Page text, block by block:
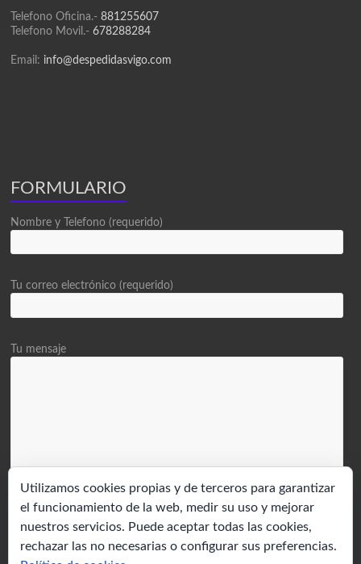
Telefono Oficina.-881255607
Telefono Movil.-678288284
Email: info@despedidasvigo.com
FORMULARIO
Nombre y Telefono (requerido)
Tu correo electrónico (requerido)
Tu mensaje
Utilizamos cookies propias y de terceros para garantizar
el funcionamiento de la web, medir su uso y mejorar
nuestros servicios. Puede aceptar todas las cookies,
rechazar las no necesarias o configurar sus preferencias.